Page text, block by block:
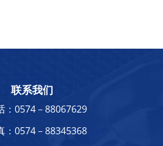
联系我们
：0574－88067629
：0574－88345368